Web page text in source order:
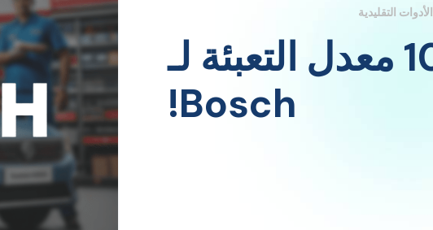
الأدوات التقليدية
100% معدل التعبئة لـ
Bosch!